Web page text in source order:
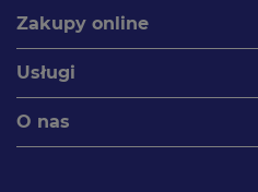
Zakupy online
Usługi
O nas